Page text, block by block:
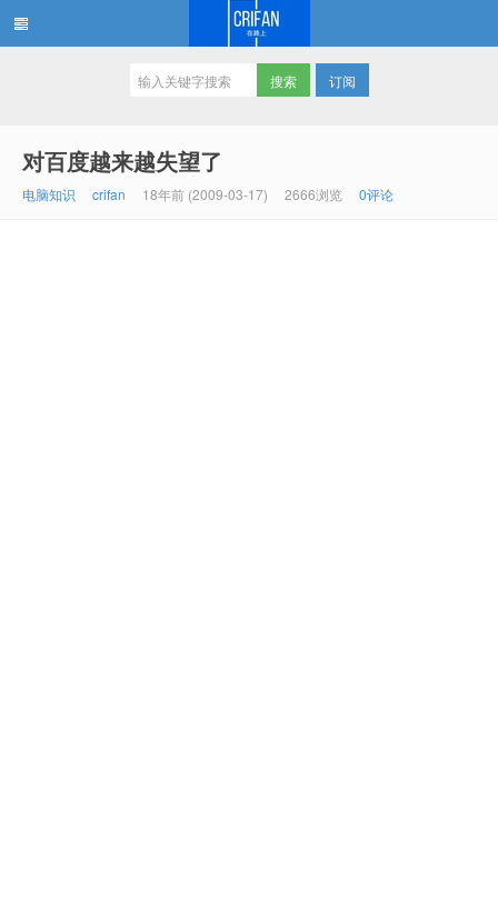
订阅
对百度越来越失望了
电脑知识 crifan 18年前 (2009-03-17) 2666浏览 0评论